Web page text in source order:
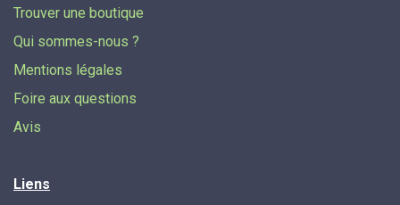
Trouver une boutique
Qui sommes-nous ?
Mentions légales
Foire aux questions
Avis
Liens